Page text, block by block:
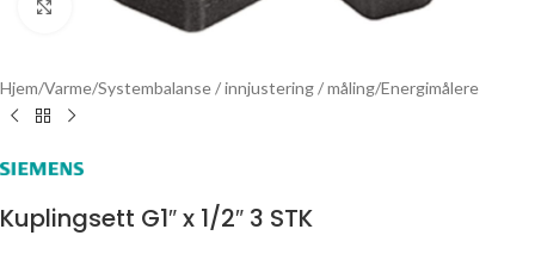
Click to enlarge
Hjem/Varme/Systembalanse / innjustering / måling/Energimålere
Kuplingsett G1″ x 1/2″ 3 STK